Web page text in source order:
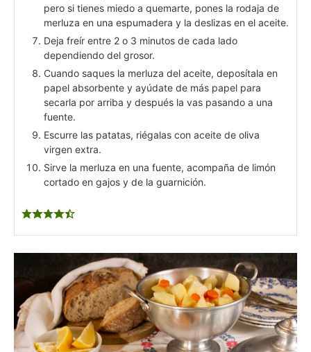
pero si tienes miedo a quemarte, pones la rodaja de
merluza en una espumadera y la deslizas en el aceite.
Deja freír entre 2 o 3 minutos de cada lado
dependiendo del grosor.
Cuando saques la merluza del aceite, deposítala en
papel absorbente y ayúdate de más papel para
secarla por arriba y después la vas pasando a una
fuente.
Escurre las patatas, riégalas con aceite de oliva
virgen extra.
Sirve la merluza en una fuente, acompaña de limón
cortado en gajos y de la guarnición.